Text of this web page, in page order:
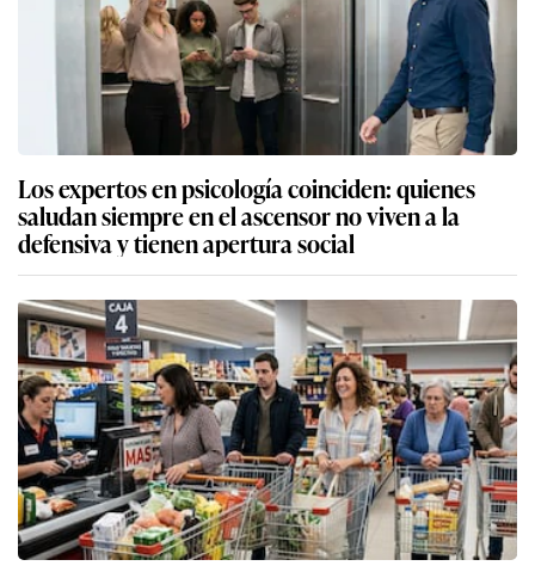
Los expertos en psicología coinciden: quienes
saludan siempre en el ascensor no viven a la
defensiva y tienen apertura social